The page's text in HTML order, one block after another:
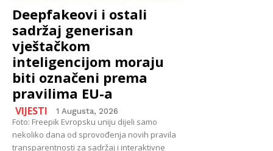
Deepfakeovi i ostali
sadržaj generisan
vještačkom
inteligencijom moraju
biti označeni prema
pravilima EU-a
VIJESTI 1 Augusta, 2026
Foto: Freepik Evropsku uniju dijeli samo
nekoliko dana od sprovođenja novih pravila
transparentnosti za sadržaj i interaktivne